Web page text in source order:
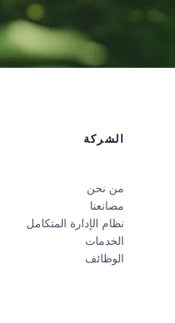
الشركة
من نحن
مصانعنا
نظام الإدارة المتكامل
الخدمات
الوظائف